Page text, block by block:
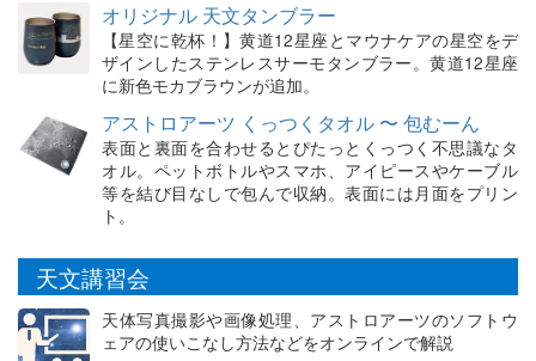
オリジナル 天文タンブラー
【星空に乾杯！】黄道12星座とマウナケアの星空をデ
ザインしたステンレスサーモタンブラー。黄道12星座
に新色モカブラウンが追加。
アストロアーツ くっつくタオル 〜 包むーん
表面と裏面を合わせるとぴたっとくっつく不思議なタ
オル。ペットボトルやスマホ、アイピースやケーブル
等を結び目なしで包んで収納。表面には月面をプリン
ト。
天文講習会
天体写真撮影や画像処理、アストロアーツのソフトウ
ェアの使いこなし方法などをオンラインで解説